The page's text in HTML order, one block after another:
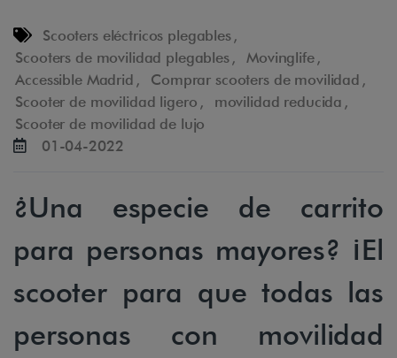
Scooters eléctricos plegables ,
Scooters de movilidad plegables , Movinglife ,
Accessible Madrid , Comprar scooters de movilidad ,
Scooter de movilidad ligero , movilidad reducida ,
Scooter de movilidad de lujo
01-04-2022
¿Una especie de carrito
para personas mayores? ¡El
scooter para que todas las
personas con movilidad